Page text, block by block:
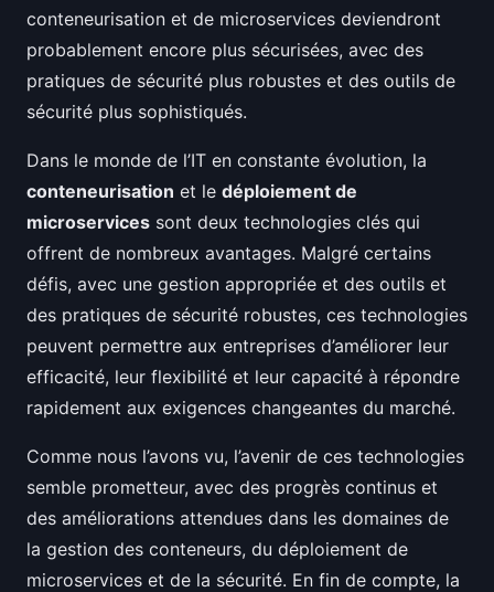
conteneurisation et de microservices deviendront
probablement encore plus sécurisées, avec des
pratiques de sécurité plus robustes et des outils de
sécurité plus sophistiqués.
Dans le monde de l’IT en constante évolution, la
conteneurisation et le déploiement de
microservices sont deux technologies clés qui
offrent de nombreux avantages. Malgré certains
défis, avec une gestion appropriée et des outils et
des pratiques de sécurité robustes, ces technologies
peuvent permettre aux entreprises d’améliorer leur
efficacité, leur flexibilité et leur capacité à répondre
rapidement aux exigences changeantes du marché.
Comme nous l’avons vu, l’avenir de ces technologies
semble prometteur, avec des progrès continus et
des améliorations attendues dans les domaines de
la gestion des conteneurs, du déploiement de
microservices et de la sécurité. En fin de compte, la